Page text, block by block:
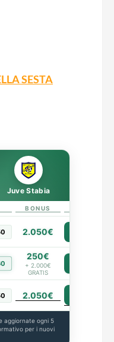
SESTA
Juve Stabia
BONUS
2.050€
250€
+ 2.000€
GRATIS
2.050€
aggiornate ogni 5
per i nuovi